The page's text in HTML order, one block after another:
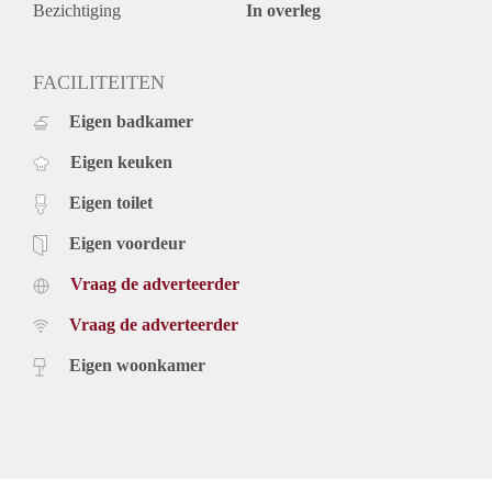
- Beschikbaar per direct.
Inclusief stoffering en keukenapparatuur.
ons opnemen of uzelf inschrijven op onze website.
Bezichtiging In overleg
FACILITEITEN
Eigen badkamer
Eigen keuken
Eigen toilet
Eigen voordeur
Vraag de adverteerder
Vraag de adverteerder
Eigen woonkamer